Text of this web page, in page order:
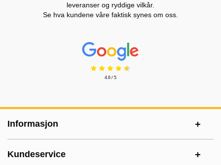
leveranser og ryddige vilkår.
Se hva kundene våre faktisk synes om oss.
Prisjakt Vurdering: 4.6 Stjerne
4.6 / 5
Informasjon
Kundeservice